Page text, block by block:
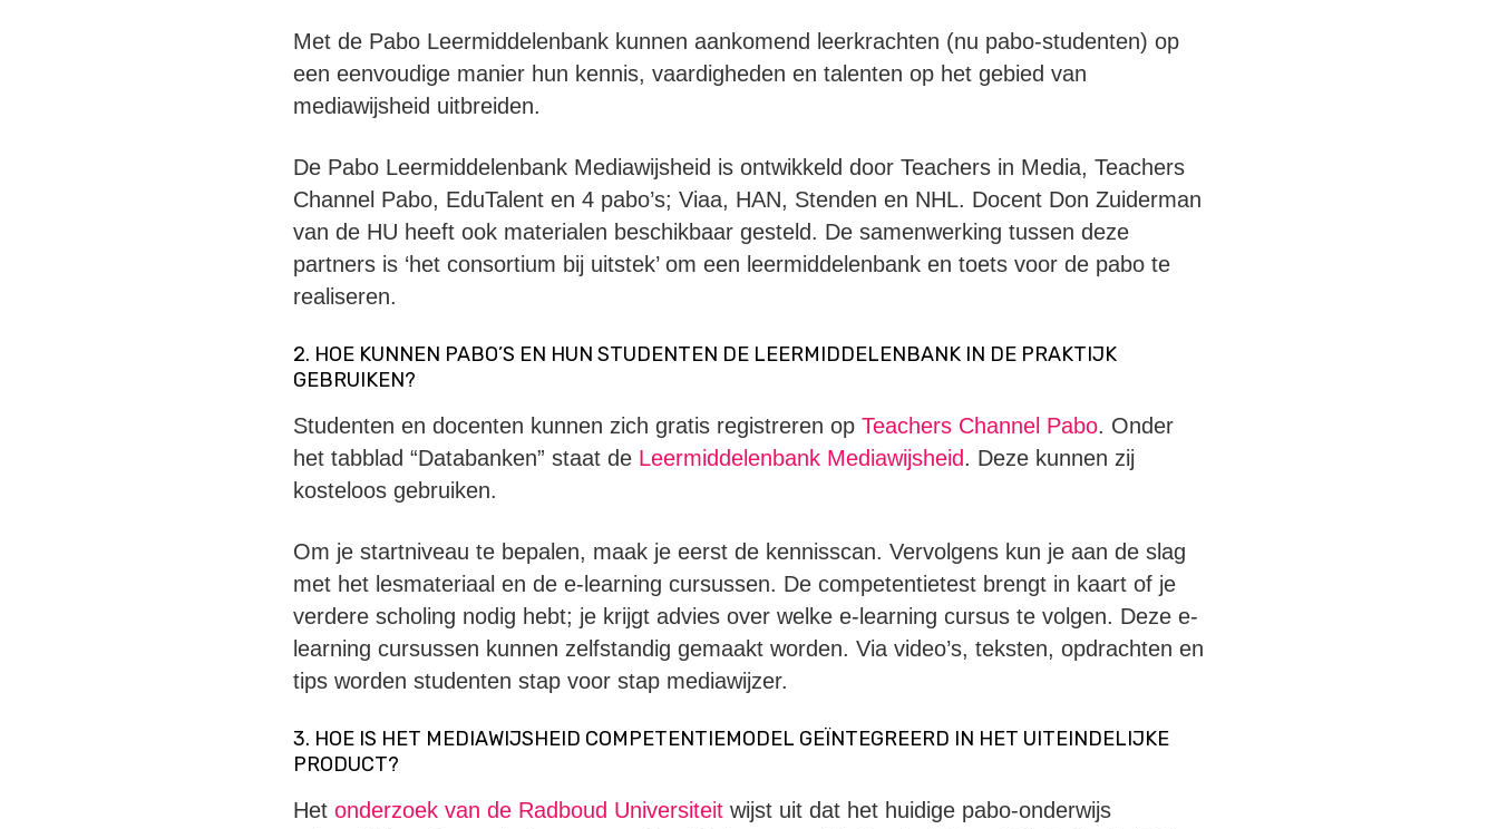
Met de Pabo Leermiddelenbank kunnen aankomend leerkrachten (nu pabo-studenten) op
een eenvoudige manier hun kennis, vaardigheden en talenten op het gebied van
mediawijsheid uitbreiden.
De Pabo Leermiddelenbank Mediawijsheid is ontwikkeld door Teachers in Media, Teachers
Channel Pabo, EduTalent en 4 pabo’s; Viaa, HAN, Stenden en NHL. Docent Don Zuiderman
van de HU heeft ook materialen beschikbaar gesteld. De samenwerking tussen deze
partners is ‘het consortium bij uitstek’ om een leermiddelenbank en toets voor de pabo te
realiseren.
2. HOE KUNNEN PABO’S EN HUN STUDENTEN DE LEERMIDDELENBANK IN DE PRAKTIJK
GEBRUIKEN?
Studenten en docenten kunnen zich gratis registreren op Teachers Channel Pabo. Onder
het tabblad “Databanken” staat de Leermiddelenbank Mediawijsheid. Deze kunnen zij
kosteloos gebruiken.
Om je startniveau te bepalen, maak je eerst de kennisscan. Vervolgens kun je aan de slag
met het lesmateriaal en de e-learning cursussen. De competentietest brengt in kaart of je
verdere scholing nodig hebt; je krijgt advies over welke e-learning cursus te volgen. Deze e-
learning cursussen kunnen zelfstandig gemaakt worden. Via video’s, teksten, opdrachten en
tips worden studenten stap voor stap mediawijzer.
3. HOE IS HET MEDIAWIJSHEID COMPETENTIEMODEL GEÏNTEGREERD IN HET UITEINDELIJKE
PRODUCT?
Het onderzoek van de Radboud Universiteitwijst uit dat het huidige pabo-onderwijs